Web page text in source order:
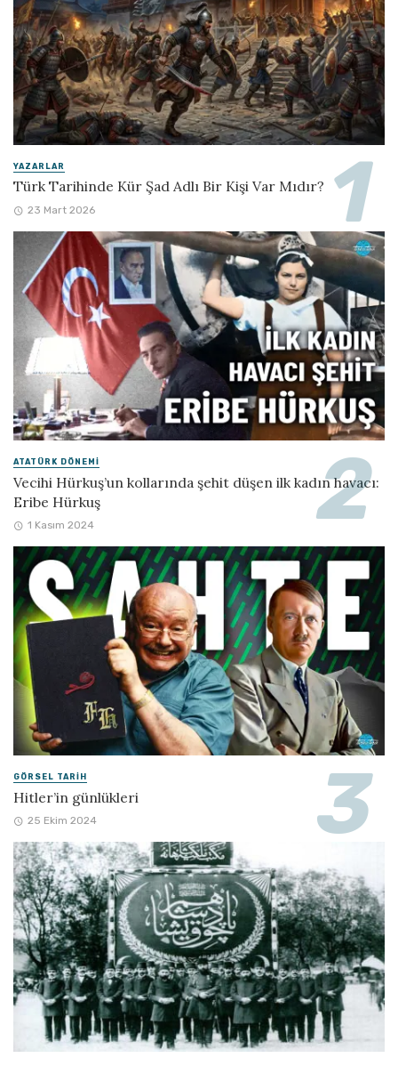
YAZARLAR
Türk Tarihinde Kür Şad Adlı Bir Kişi Var Mıdır?
23 Mart 2026
ATATÜRK DÖNEMI
Vecihi Hürkuş’un kollarında şehit düşen ilk kadın havacı:
Eribe Hürkuş
1 Kasım 2024
GÖRSEL TARIH
Hitler’in günlükleri
25 Ekim 2024